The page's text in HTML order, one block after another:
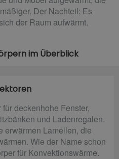
Der Nachteil: Es
der Raum aufwärmt.
im Überblick
deckenhohe Fenster,
und Ladenregalen.
erwärmen Lamellen, die
Wie der Name schon
für Konvektionswärme.